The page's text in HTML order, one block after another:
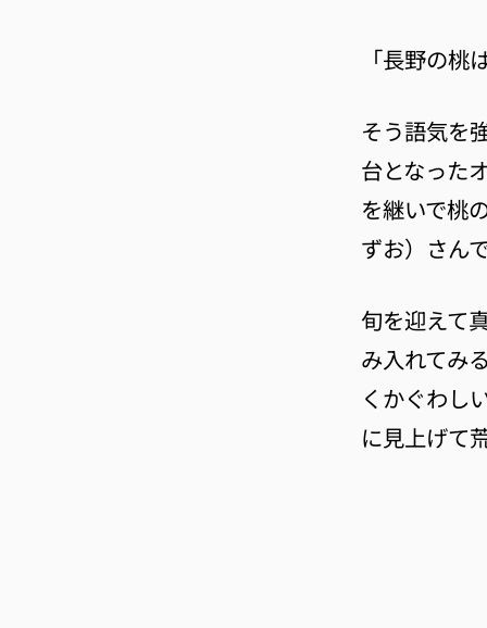
「長野の桃
そう語気を
台となった
を継いで桃
ずお）さんで
旬を迎えて
み入れてみ
くかぐわし
に見上げて